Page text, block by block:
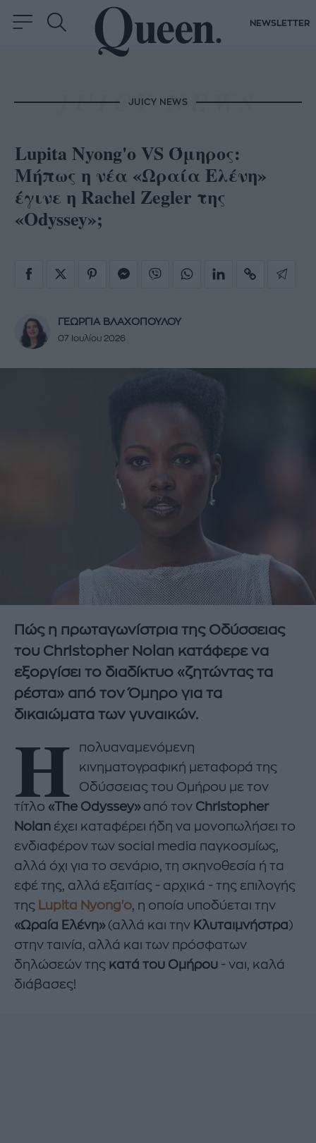
NEWSLETTER
JUICY NEWS
Lupita Nyong'o VS Όμηρος:
Μήπως η νέα «Ωραία Ελένη»
έγινε η Rachel Zegler της
«Odyssey»;
ΓΕΩΡΓΙΑ ΒΛΑΧΟΠΟΥΛΟΥ
07 Ιουλίου 2026
Πώς η πρωταγωνίστρια της Οδύσσειας
του Christopher Nolan κατάφερε να
εξοργίσει το διαδίκτυο «ζητώντας τα
ρέστα» από τον Όμηρο για τα
δικαιώματα των γυναικών.
Η
πολυαναμενόμενη
κινηματογραφική μεταφορά της
Οδύσσειας του Ομήρου με τον
τίτλο «The Odyssey»από τον Christopher
Nolan έχει καταφέρει ήδη να μονοπωλήσει το
ενδιαφέρον των social media παγκοσμίως,
αλλά όχι για το σενάριο, τη σκηνοθεσία ή τα
εφέ της, αλλά εξαιτίας - αρχικά - της επιλογής
της Lupita Nyong'o, η οποία υποδύεται την
«Ωραία Ελένη»(αλλά και την Κλυταιμνήστρα)
στην ταινία, αλλά και των πρόσφατων
δηλώσεών της κατά του Ομήρου - ναι, καλά
διάβασες!